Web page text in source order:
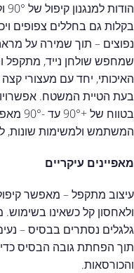
בקלות גם בחללים צפופים
נפוצים – תוך שמירה על
האיכותי, יחד עם מעצורי
בעת הטיית המשטח.
בטווח
המשתמש ולמשימות שונות,
מאפיינים עיקריים
ולאחסון קל כשאינו
גלגלים נסתרים בבסיס –
תוך הפחתת גובה הבסיס
והכורסאות.